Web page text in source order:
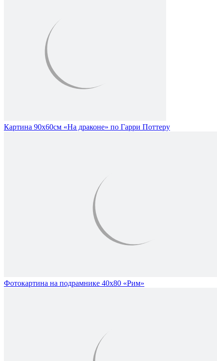
Картина 90х60см «На драконе» по Гарри Поттеру
Фотокартина на подрамнике 40x80 «Рим»